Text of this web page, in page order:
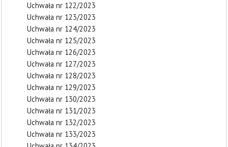
Uchwała nr 122/2023
Uchwała nr 123/2023
Uchwała nr 124/2023
Uchwała nr 125/2023
Uchwała nr 126/2023
Uchwała nr 127/2023
Uchwała nr 128/2023
Uchwała nr 129/2023
Uchwała nr 130/2023
Uchwała nr 131/2023
Uchwała nr 132/2023
Uchwała nr 133/2023